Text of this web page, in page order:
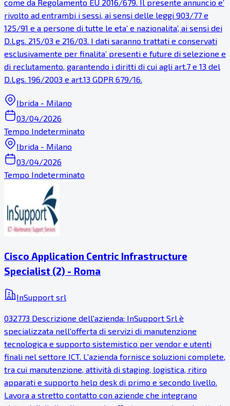
come da Regolamento EU 2016/679. Il presente annuncio e’
rivolto ad entrambi i sessi, ai sensi delle leggi 903/77 e
125/91 e a persone di tutte le eta’ e nazionalita’, ai sensi dei
D.Lgs. 215/03 e 216/03. I dati saranno trattati e conservati
esclusivamente per finalita’ presenti e future di selezione e
di reclutamento, garantendo i diritti di cui agli art.7 e 13 del
D.Lgs. 196/2003 e art.13 GDPR 679/16.
Ibrida - Milano
03/04/2026
Tempo Indeterminato
Ibrida - Milano
03/04/2026
Tempo Indeterminato
Cisco Application Centric Infrastructure
Specialist (2) - Roma
InSupport srl
032773 Descrizione dell'azienda: InSupport Srl è
specializzata nell'offerta di servizi di manutenzione
tecnologica e supporto sistemistico per vendor e utenti
finali nel settore ICT. L'azienda fornisce soluzioni complete,
tra cui manutenzione, attività di staging, logistica, ritiro
apparati e supporto help desk di primo e secondo livello.
Lavora a stretto contatto con aziende che integrano